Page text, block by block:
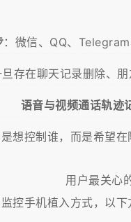
：微信、QQ、
旦存在聊天记录删除、
语音与视频通话轨迹
想控制谁，而是希望
用户最关心
控手机植入方式，以